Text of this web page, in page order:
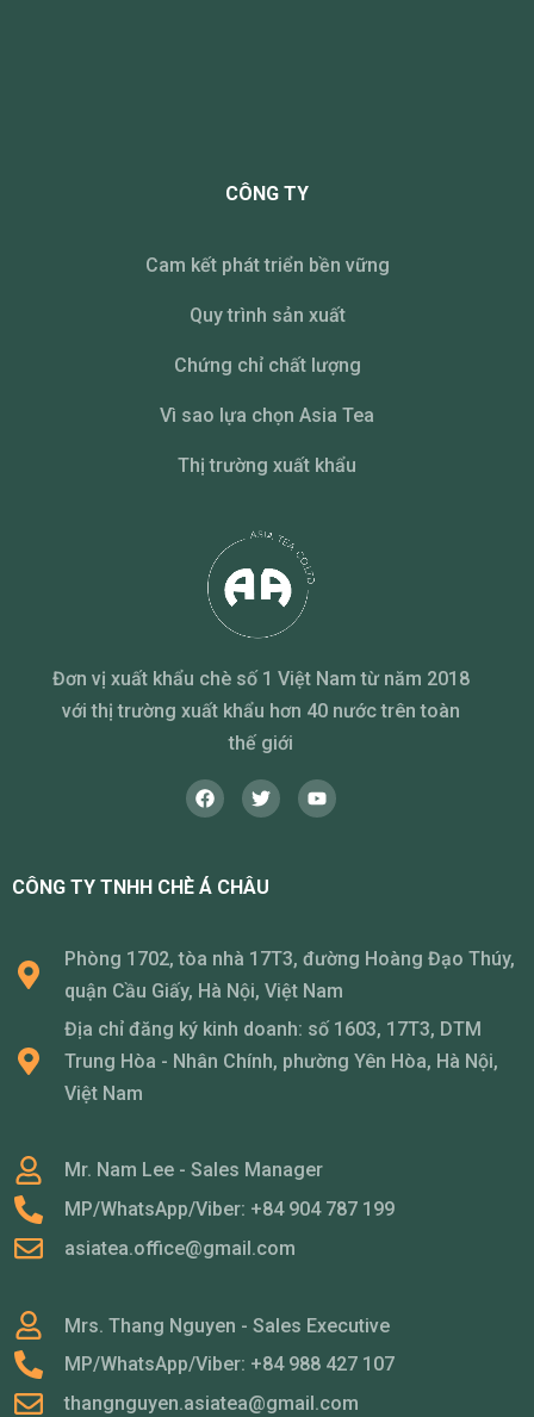
CÔNG TY
Cam kết phát triển bền vững
Quy trình sản xuất
Chứng chỉ chất lượng
Vì sao lựa chọn Asia Tea
Thị trường xuất khẩu
Đơn vị xuất khẩu chè số 1 Việt Nam từ năm 2018
với thị trường xuất khẩu hơn 40 nước trên toàn
thế giới
CÔNG TY TNHH CHÈ Á CHÂU
Phòng 1702, tòa nhà 17T3, đường Hoàng Đạo Thúy,
quận Cầu Giấy, Hà Nội, Việt Nam
Địa chỉ đăng ký kinh doanh: số 1603, 17T3, DTM
Trung Hòa - Nhân Chính, phường Yên Hòa, Hà Nội,
Việt Nam
Mr. Nam Lee - Sales Manager
MP/WhatsApp/Viber: +84 904 787 199
asiatea.office@gmail.com
Mrs. Thang Nguyen - Sales Executive
MP/WhatsApp/Viber: +84 988 427 107
thangnguyen.asiatea@gmail.com